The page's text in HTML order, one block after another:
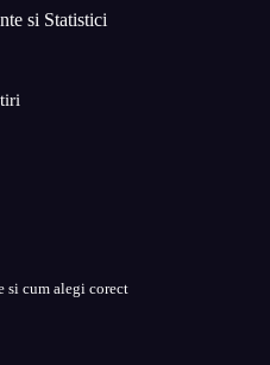
si cum alegi corect